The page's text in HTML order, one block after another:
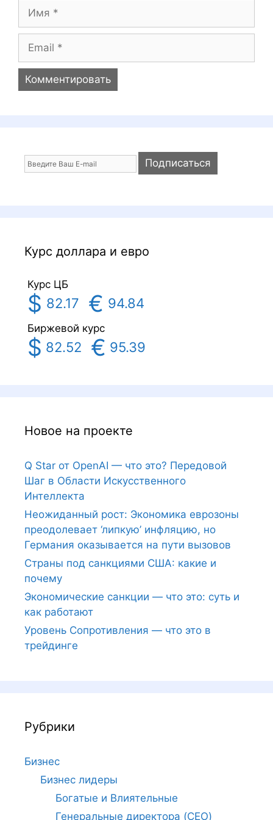
я
a
Курс доллара и евро
Курс ЦБ
$ 82.17 € 94.84
Биржевой курс
$ 82.52 € 95.39
Новое на проекте
Q Star от OpenAI — что это? Передовой
Шаг в Области Искусственного
Интеллекта
Неожиданный рост: Экономика еврозоны
преодолевает ‘липкую’ инфляцию, но
Германия оказывается на пути вызовов
Страны под санкциями США: какие и
почему
Экономические санкции — что это: суть и
как работают
Уровень Сопротивления — что это в
трейдинге
Рубрики
Бизнес
Бизнес лидеры
Богатые и Влиятельные
Генеральные директора (CEO)